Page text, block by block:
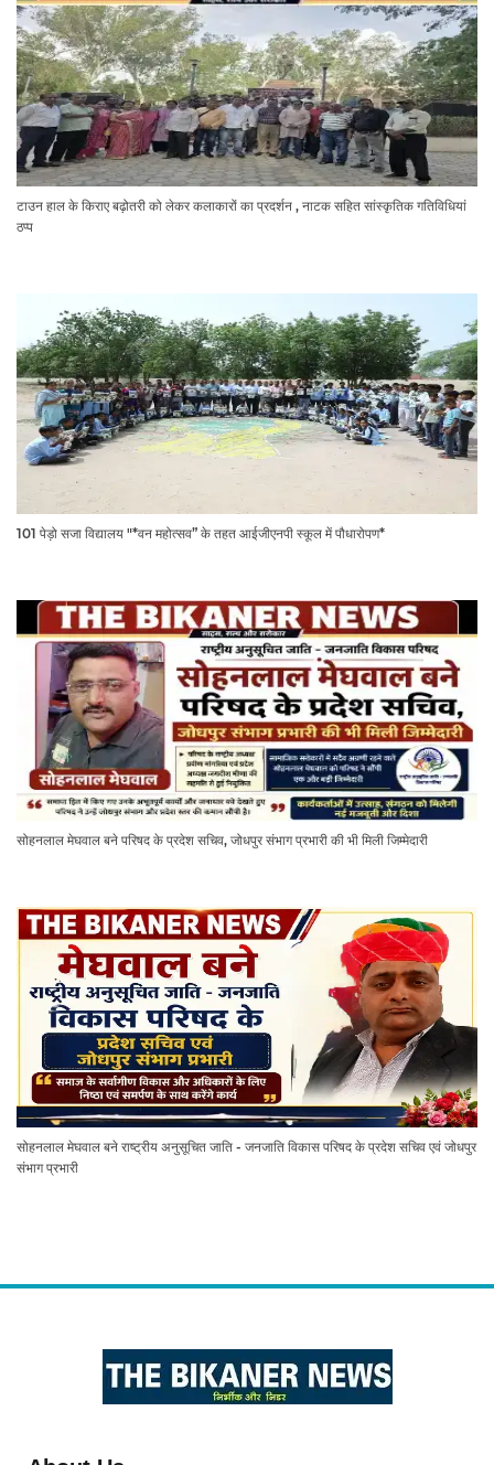
टाउन हाल के किराए बढ़ोतरी को लेकर कलाकारों का प्रदर्शन , नाटक सहित सांस्कृतिक गतिविधियां
ठप्प
101 पेड़ो सजा विद्यालय "*वन महोत्सव” के तहत आईजीएनपी स्कूल में पौधारोपण*
सोहनलाल मेघवाल बने परिषद के प्रदेश सचिव, जोधपुर संभाग प्रभारी की भी मिली जिम्मेदारी
सोहनलाल मेघवाल बने राष्ट्रीय अनुसूचित जाति - जनजाति विकास परिषद के प्रदेश सचिव एवं जोधपुर
संभाग प्रभारी